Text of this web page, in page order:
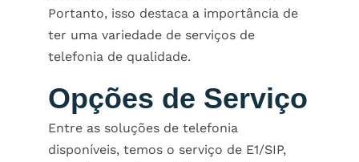
Portanto, isso destaca a importância de
ter uma variedade de serviços de
telefonia de qualidade.
Opções de Serviço
Entre as soluções de telefonia
disponíveis, temos o serviço de E1/SIP,